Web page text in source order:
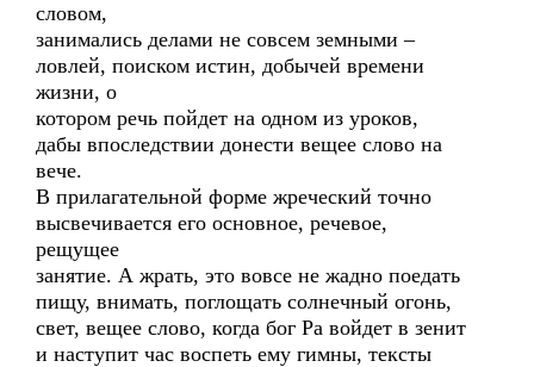
словом,
занимались делами не совсем земными –
ловлей, поиском истин, добычей времени
жизни, о
котором речь пойдет на одном из уроков,
дабы впоследствии донести вещее слово на
вече.
В прилагательной форме жреческий точно
высвечивается его основное, речевое,
рещущее
занятие. А жрать, это вовсе не жадно поедать
пищу, внимать, поглощать солнечный огонь,
свет, вещее слово, когда бог Ра войдет в зенит
и наступит час воспеть ему гимны, тексты